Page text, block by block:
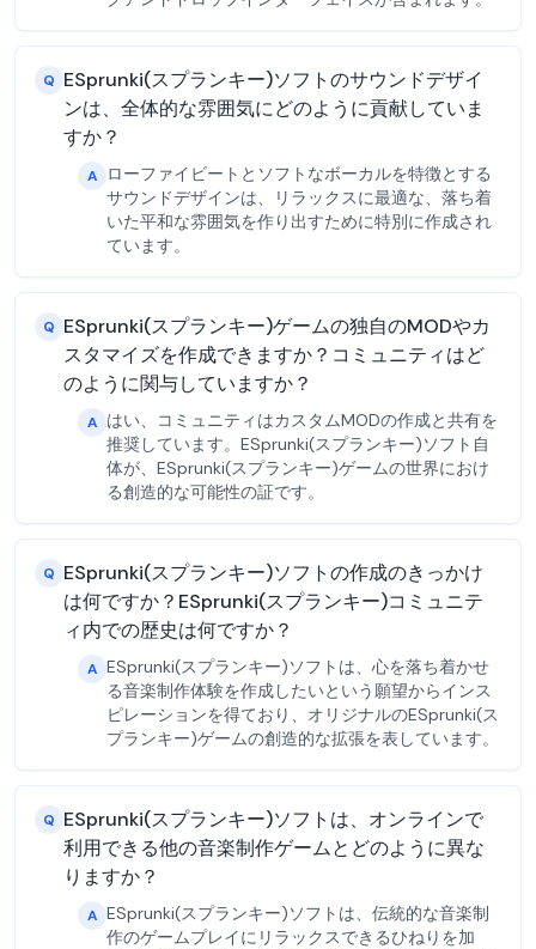
Q ESprunki(スプランキー)ソフトのサウンドデザイ
ンは、全体的な雰囲気にどのように貢献していま
すか？
A
ローファイビートとソフトなボーカルを特徴とする
サウンドデザインは、リラックスに最適な、落ち着
いた平和な雰囲気を作り出すために特別に作成され
ています。
Q ESprunki(スプランキー)ゲームの独自のMODやカ
スタマイズを作成できますか？コミュニティはど
のように関与していますか？
A はい、コミュニティはカスタムMODの作成と共有を
推奨しています。ESprunki(スプランキー)ソフト自
体が、ESprunki(スプランキー)ゲームの世界におけ
る創造的な可能性の証です。
Q ESprunki(スプランキー)ソフトの作成のきっかけ
は何ですか？ESprunki(スプランキー)コミュニテ
ィ内での歴史は何ですか？
A ESprunki(スプランキー)ソフトは、心を落ち着かせ
る音楽制作体験を作成したいという願望からインス
ピレーションを得ており、オリジナルのESprunki(ス
プランキー)ゲームの創造的な拡張を表しています。
Q ESprunki(スプランキー)ソフトは、オンラインで
利用できる他の音楽制作ゲームとどのように異な
りますか？
A ESprunki(スプランキー)ソフトは、伝統的な音楽制
作のゲームプレイにリラックスできるひねりを加